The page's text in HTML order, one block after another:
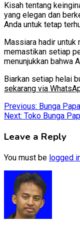
Kisah tentang
yang elegan dan
Anda untuk tetap
Massiara hadir untuk
memastikan setiap
menunjukkan bahwa
Biarkan setiap helai
sekarang via
Post
navigation
Previous: Bunga
Next: Toko Bunga
Leave a Reply
You must be logged